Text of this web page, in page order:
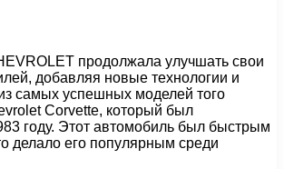
продолжала улучшать свои
добавляя новые технологии и
самых успешных моделей того
Corvette, который был
году. Этот автомобиль был быстрым
делало его популярным среди